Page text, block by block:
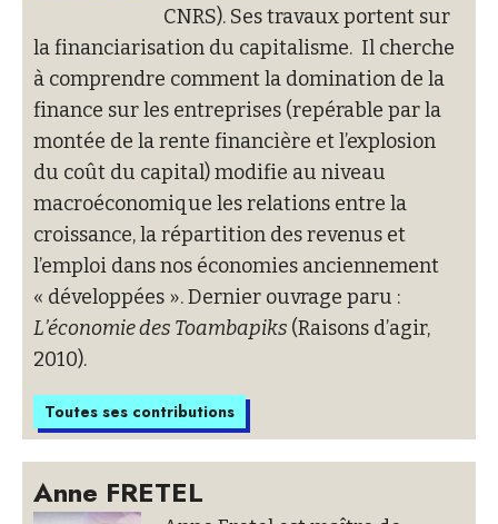
CNRS). Ses travaux portent sur
la financiarisation du capitalisme. Il cherche
à comprendre comment la domination de la
finance sur les entreprises (repérable par la
montée de la rente financière et l’explosion
du coût du capital) modifie au niveau
macroéconomique les relations entre la
croissance, la répartition des revenus et
l’emploi dans nos économies anciennement
« développées ». Dernier ouvrage paru :
L’économie des Toambapiks (Raisons d’agir,
2010).
Toutes ses contributions
Anne FRETEL